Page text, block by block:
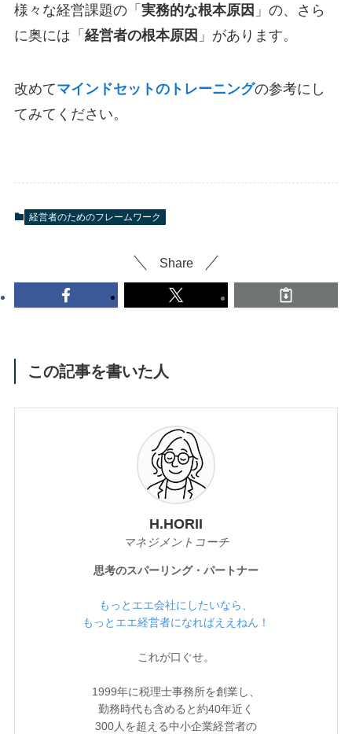
様々な経営課題の「 実務的な根本原因 」の、さら
に奥には「 経営者の根本原因 」があります。
改めてマインドセットのトレーニングの参考にし
てみてください。
経営者のためのフレームワーク
Share
この記事を書いた人
H.HORII
マネジメントコーチ
思考のスパーリング・パートナー
もっとエエ会社にしたいなら、
もっとエエ経営者になればええねん！
これが口ぐせ。
1999年に税理士事務所を創業し、
勤務時代も含めると約40年近く
300人を超える中小企業経営者の